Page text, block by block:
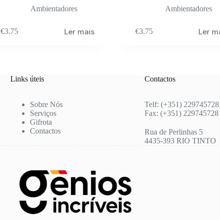
Ambientadores
€3.75 Ler mais
Ambientadores
€3.75 Ler
Links úteis
Sobre Nós
Serviços
Gifrota
Contactos
Contactos
Telf: (+351) 229745728
Fax: (+351) 229745728
Rua de Perlinhas 5
4435-393 RIO TINTO